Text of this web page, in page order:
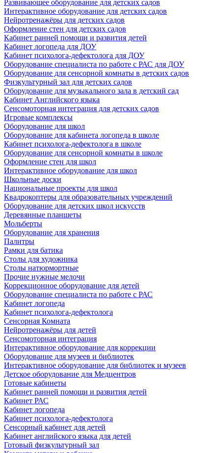
Развивающее оборудование для детских садов
Интерактивное оборудование для детских садов
Нейротренажёры для детских садов
Оформление стен для детских садов
Кабинет ранней помощи и развития детей
Кабинет логопеда для ДОУ
Кабинет психолога-дефектолога для ДОУ
Оборудование специалиста по работе с РАС для ДОУ
Оборудование для сенсорной комнаты в детских садов
Физкультурный зал для детских садов
Оборудование для музыкального зала в детский сад
Кабинет Английского языка
Сенсомоторная интеграция для детских садов
Игровые комплексы
Оборудование для школ
Оборудование для кабинета логопеда в школе
Кабинет психолога-дефектолога в школе
Оборудование для сенсорной комнаты в школе
Оформление стен для школ
Интерактивное оборудование для школ
Школьные доски
Национальные проекты для школ
Квадрокоптеры для образовательных учреждений
Оборудование для детских школ искусств
Деревянные планшеты
Мольберты
Оборудование для хранения
Палитры
Рамки для батика
Столы для художника
Столы натюрмортные
Прочие нужные мелочи
Коррекционное оборудование для детей
Оборудование специалиста по работе с РАС
Кабинет логопеда
Кабинет психолога-дефектолога
Сенсорная Комната
Нейротренажёры для детей
Сенсомоторная интеграция
Интерактивное оборудование для коррекции
Оборудование для музеев и библиотек
Интерактивное оборудование для библиотек и музеев
Детское оборудование для Медцентров
Готовые кабинеты
Кабинет ранней помощи и развития детей
Кабинет РАС
Кабинет логопеда
Кабинет психолога-дефектолога
Сенсорный кабинет для детей
Кабинет английского языка для детей
Готовый физкультурный зал